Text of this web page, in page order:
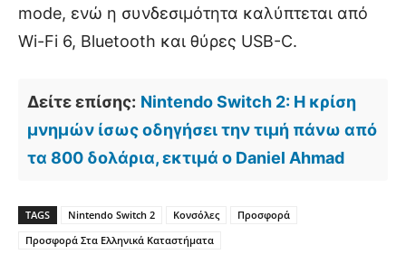
mode, ενώ η συνδεσιμότητα καλύπτεται από
Wi-Fi 6, Bluetooth και θύρες USB-C.
Δείτε επίσης: Nintendo Switch 2: Η κρίση
μνημών ίσως οδηγήσει την τιμή πάνω από
τα 800 δολάρια, εκτιμά ο Daniel Ahmad
TAGS Nintendo Switch 2 Κονσόλες
Προσφορά
Προσφορά Στα Ελληνικά Καταστήματα